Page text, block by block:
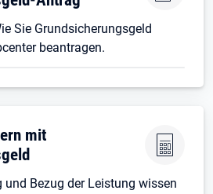
Sie Grundsicherungsgeld
beantragen.
mit
und Bezug der Leistung wissen